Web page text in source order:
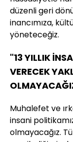
düzenli geri
inancımıza,
yöneteceğiz.
"13 YILLIK
VERECEK
Muhalefet ve
insani
olmayacağız.